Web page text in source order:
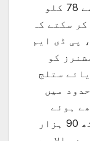
نہیں دیں، سلال ڈیم ہیڈ مرالہ سے 78 کلو
سکتے کہ
پی ڈی ایم
کو
ستلج
میں
ہوئے
ہیں، سیلاب کے نتیجے میں ایک لاکھ 90 ہزار